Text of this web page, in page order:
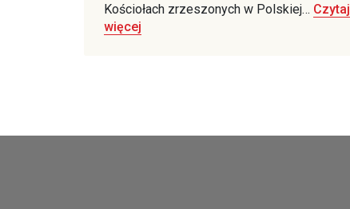
Kościołach zrzeszonych w Polskiej… Czytaj
więcej